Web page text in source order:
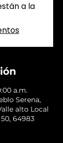
a la
a.m.
Serena,
alto Local
64983